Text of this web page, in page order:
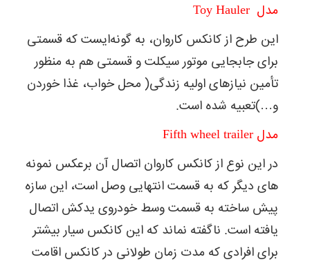
مدل Toy Hauler
این طرح از کانکس کاروان، به گونه‌‌ایست که قسمتی
برای جابجایی موتور سیکلت و قسمتی هم به منظور
تأمین نیازهای اولیه زندگی( محل خواب، غذا خوردن
و…)تعبیه شده است.
مدل Fifth wheel trailer
در این نوع از کانکس کاروان اتصال آن برعکس نمونه
های دیگر که به قسمت انتهایی وصل است، این سازه
پیش ساخته به قسمت وسط خودروی یدکش اتصال
یافته است. ناگفته نماند که این کانکس سیار بیشتر
برای افرادی که مدت زمان طولانی در کانکس اقامت